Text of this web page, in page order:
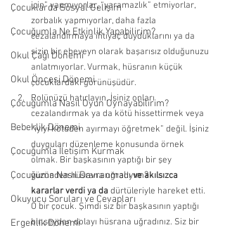
Çocuklarda Sosyal Gelişim
Çocuğumla Ne Etkinlik Yapabilirim?
Okul Çağı Dönemi
Okul Öncesi Dönemi
Çocuğumla Nasıl Oyun Oynayabilirim?
Bebeklik Dönemi
Çocuğumla İletişim Kurmak
Çocuğuma Nasıl Davranmalıyım?
Okuyucu Soruları ve Cevapları
Ergenlik Dönemi
için” yapmıyorlar, “yaramazlık” etmiyorlar,
zorbalık yapmıyorlar, daha fazla
cezalandırmaya ihtiyaç duyduklarını ya da
sizin bir ebeveyn olarak başarısız olduğunuzu
anlatmıyorlar. Vurmak, hüsranın küçük
çocuklardaki görünüşüdür.
Rolünüzü hatırlayın. İşiniz onları
cezalandırmak ya da kötü hissettirmek veya
“iyiyi kötüden ayırmayı öğretmek” değil. İşiniz
duyguları düzenleme konusunda örnek
olmak. Bir başkasının yaptığı bir şey
yüzünden hüsrana uğradı ve akılsızca
kararlar verdi ya da dürtüleriyle hareket etti.
O bir çocuk. Şimdi siz bir başkasının yaptığı
bir şeyden dolayı hüsrana uğradınız. Siz bir